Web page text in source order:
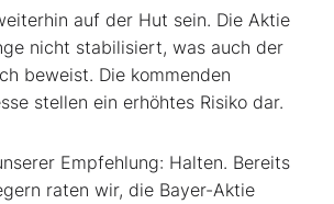
auf der Hut sein. Die Aktie
nicht stabilisiert, was auch der
beweist. Die kommenden
stellen ein erhöhtes Risiko dar.
Empfehlung: Halten. Bereits
raten wir, die Bayer-Aktie